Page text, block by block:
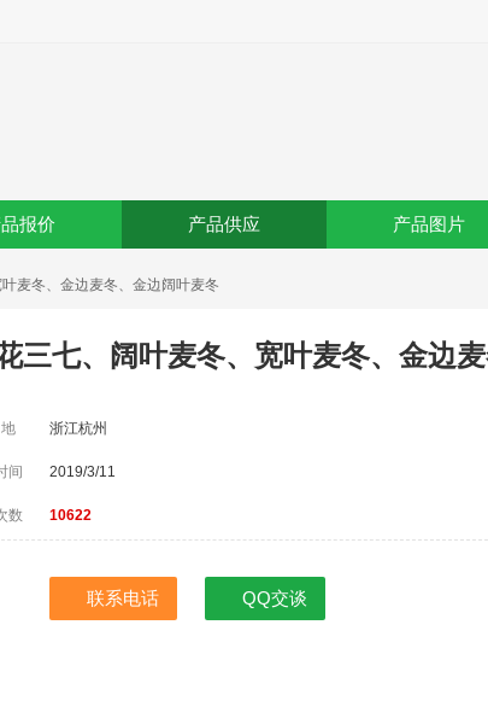
报价 产品供应 产品图片
麦冬、金边麦冬、金边阔叶麦冬
三七、阔叶麦冬、宽叶麦冬、金边
浙江杭州
间 2019/3/11
数 10622
联系电话 QQ交谈